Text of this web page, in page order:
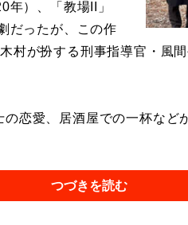
年）、「教場II」
だったが、この作
村が扮する刑事指導官・風
恋愛、居酒屋での一杯など
つづきを読む